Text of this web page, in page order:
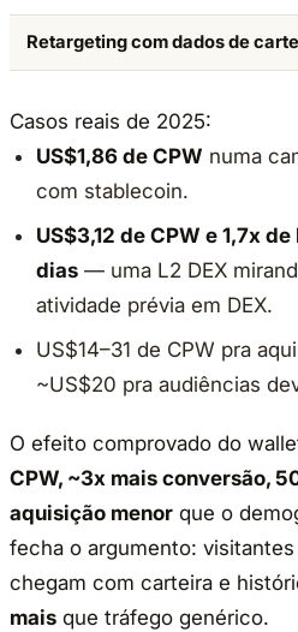
Retargeting com dados de
Casos reais de 2025:
US$1,86 de CPW numa
com stablecoin.
US$3,12 de CPW e 1,7x
dias — uma L2 DEX
atividade prévia em DEX.
US$14–31 de CPW pra
~US$20 pra audiências
O efeito comprovado do
CPW, ~3x mais conversão,
aquisição menor que o
fecha o argumento:
chegam com carteira e
mais que tráfego genérico.